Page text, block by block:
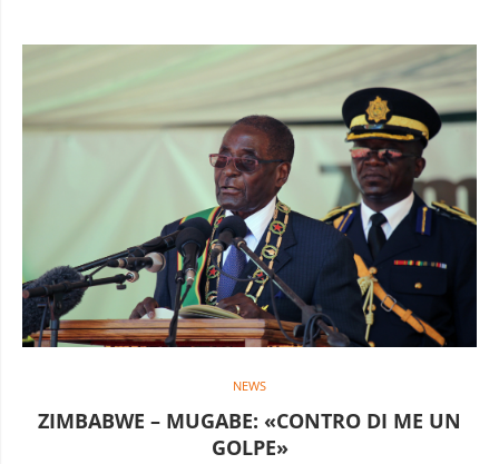
NEWS
ZIMBABWE – MUGABE: «CONTRO DI ME UN
GOLPE»